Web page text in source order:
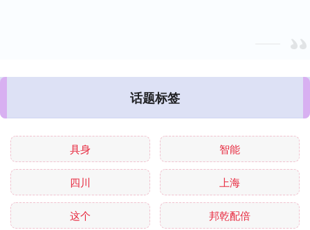
话题标签
具身 智能
四川 上海
这个 邦乾配倍